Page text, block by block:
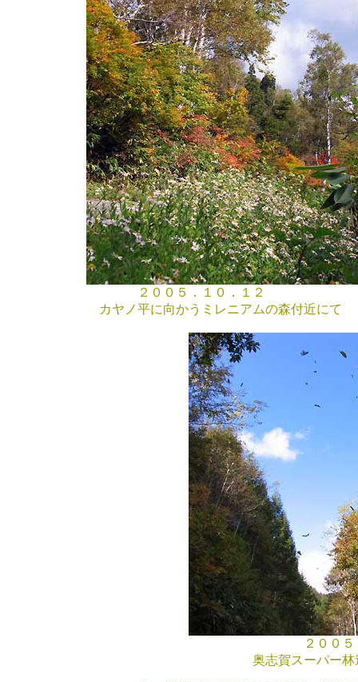
２００５．１０．１２
カヤノ平に向かうミレニアムの森付近にて
２００５．１
奥志賀スーパー林道